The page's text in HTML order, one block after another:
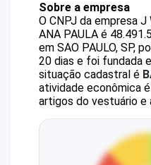
Sobre a empresa
O CNPJ da empresa J
ANA PAULA é
em SAO PAULO, SP,
20 dias e foi fundada
situação cadastral é
atividade econômica
artigos do vestuário e